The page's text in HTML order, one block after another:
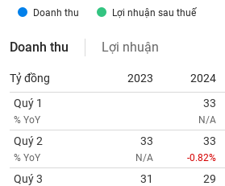
Doanh thu Lợi nhuận sau thuế
Doanh thu Lợi nhuận
Tỷ đồng 2023 2024
Quý 1
% YoY
33
N/A
Quý 2
% YoY
33
N/A
33
-0.82%
Quý 3 31 29